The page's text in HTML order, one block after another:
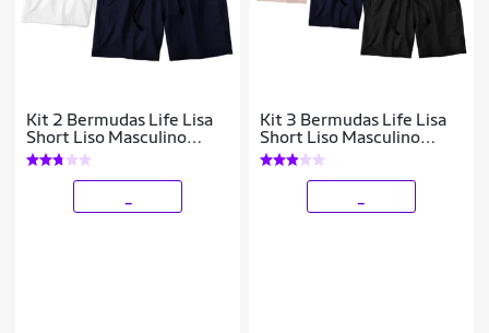
Kit 2 Bermudas Life Lisa
Short Liso Masculino
Básico Mauricinho Tactel
Kit 3 Bermudas Life Lisa
Short Liso Masculino
Básico Mauricinho Tactel